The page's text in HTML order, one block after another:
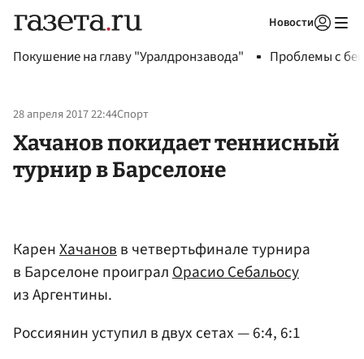
Новости
Покушение на главу "Уралдронзавода" Проблемы с
28 апреля 2017 22:44Спорт
Хачанов покидает теннисный
турнир в Барселоне
КаренХачановв четвертьфинале турнира
в Барселоне проигралОрасио Себальосу
из Аргентины.
Россиянин уступил в двух сетах — 6:4, 6:1